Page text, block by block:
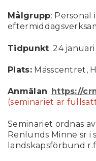
Målgrupp: Personal
Tidpunkt: 24 januari
Plats:Mässcentret,
Anmälan: https://
(seminariet är
Seminariet ordnas
Renlunds Minne sr i
landskapsförbund